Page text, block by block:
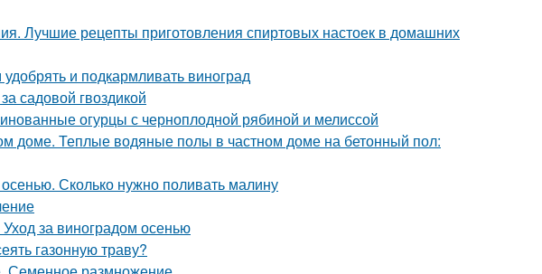
Лучшие рецепты приготовления спиртовых настоек в домашних
и подкармливать виноград
садовой гвоздикой
огурцы с черноплодной рябиной и мелиссой
доме. Теплые водяные полы в частном доме на бетонный пол:
Сколько нужно поливать малину
за виноградом осенью
газонную траву?